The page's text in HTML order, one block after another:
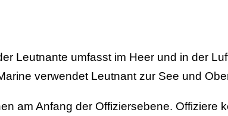
Leutnante umfasst im Heer und in der
verwendet Leutnant zur See und
am Anfang der Offiziersebene. Offiziere